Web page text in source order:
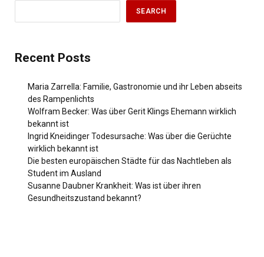
SEARCH
Recent Posts
Maria Zarrella: Familie, Gastronomie und ihr Leben abseits
des Rampenlichts
Wolfram Becker: Was über Gerit Klings Ehemann wirklich
bekannt ist
Ingrid Kneidinger Todesursache: Was über die Gerüchte
wirklich bekannt ist
Die besten europäischen Städte für das Nachtleben als
Student im Ausland
Susanne Daubner Krankheit: Was ist über ihren
Gesundheitszustand bekannt?